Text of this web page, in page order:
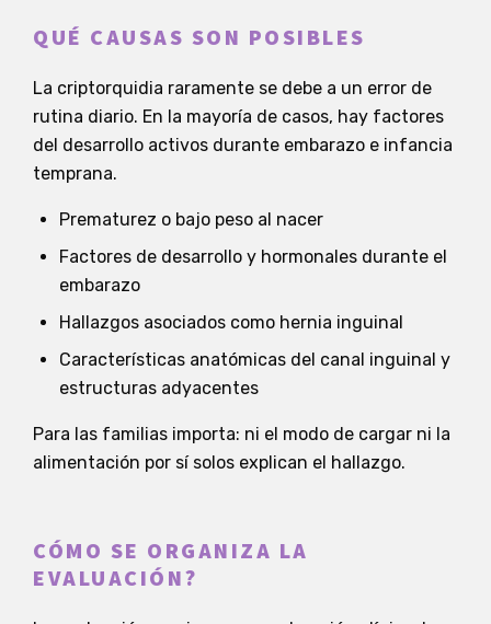
QUÉ CAUSAS SON POSIBLES
La criptorquidia raramente se debe a un error de
rutina diario. En la mayoría de casos, hay factores
del desarrollo activos durante embarazo e infancia
temprana.
Prematurez o bajo peso al nacer
Factores de desarrollo y hormonales durante el
embarazo
Hallazgos asociados como hernia inguinal
Características anatómicas del canal inguinal y
estructuras adyacentes
Para las familias importa: ni el modo de cargar ni la
alimentación por sí solos explican el hallazgo.
CÓMO SE ORGANIZA LA
EVALUACIÓN?